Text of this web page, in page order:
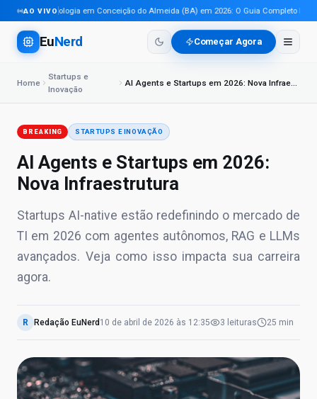
AO VIVO
Tecnologia em Conceição do Almeida (BA) em 2026: O Guia Completo Para
EuNerd Começar Agora
Home
Startups e
Inovação
AI Agents e Startups em 2026: Nova Infraestrutura
BREAKING STARTUPS E INOVAÇÃO
AI Agents e Startups em 2026:
Nova Infraestrutura
Startups AI-native estão redefinindo o mercado de
TI em 2026 com agentes autônomos, RAG e LLMs
avançados. Veja como isso impacta sua carreira
agora.
R Redação EuNerd 10 de abril de 2026 às 12:35 3 leituras 25 min